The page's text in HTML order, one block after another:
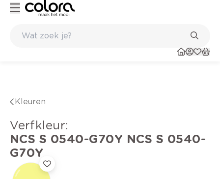
Kleuren
verfkleur:
NCS S 0540-G70Y NCS S 0540-
G70Y